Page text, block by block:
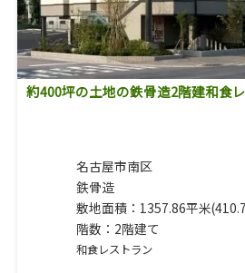
約400坪の土地の鉄骨造2階建和食
名古屋市南区
鉄骨造
敷地面積：1357.86平米
階数：2階建て
和食レストラン